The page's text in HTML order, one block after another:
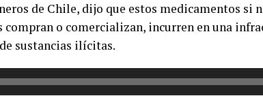
de Chile, dijo que estos medicamentos si
o comercializan, incurren en una
sustancias ilícitas.